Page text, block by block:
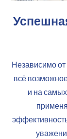
Независимо
всё
и на